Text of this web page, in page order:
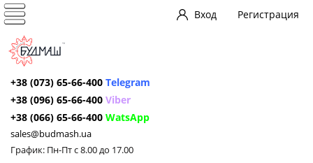
Вход Регистрация
+38 (073) 65-66-400 Telegram
+38 (096) 65-66-400 Viber
+38 (066) 65-66-400 WatsApp
sales@budmash.ua
График: Пн-Пт с 8.00 до 17.00